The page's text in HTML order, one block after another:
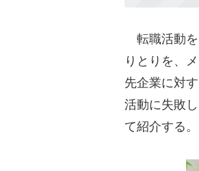
転職活動を
りとりを、
先企業に対
活動に失敗
て紹介する。